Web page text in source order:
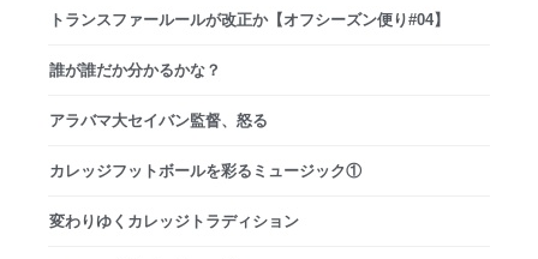
トランスファールールが改正か【オフシーズン便り#04】
誰が誰だか分かるかな？
アラバマ大セイバン監督、怒る
カレッジフットボールを彩るミュージック①
変わりゆくカレッジトラディション